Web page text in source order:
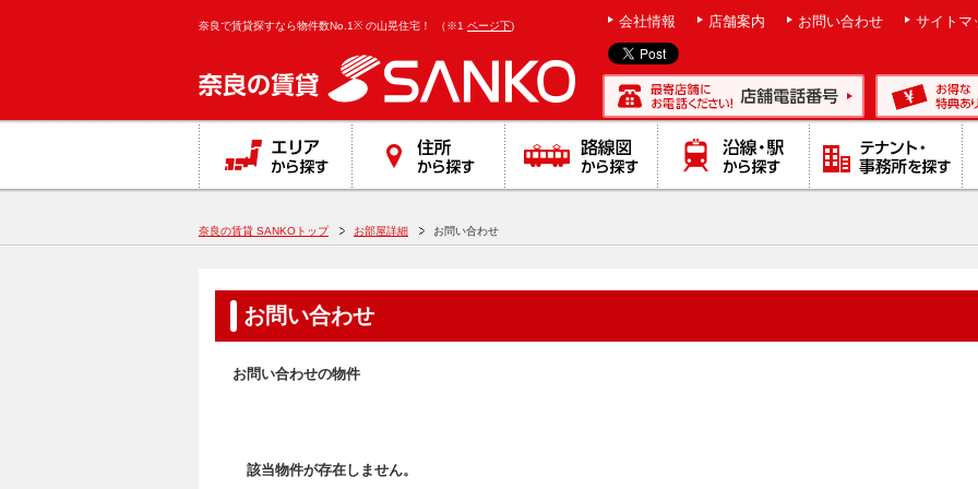
奈良で賃貸探すなら物件数No.1※ の山晃住宅！ （※1 ページ下) 会社情報 店舗案内 お問い合わせ サイトマ
奈良の賃貸 SANKOトップ お部屋詳細 お問い合わせ
お問い合わせ
お問い合わせの物件
該当物件が存在しません。